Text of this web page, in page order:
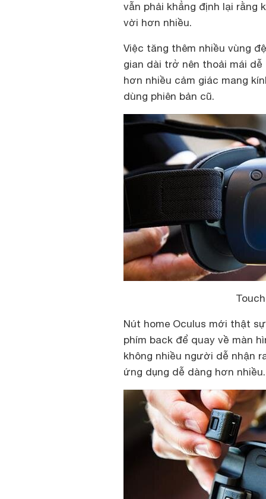
vẫn phải khẳng định lại rằng
vời hơn nhiều.
Việc tăng thêm nhiều vùng
gian dài trở nên thoải mái
hơn nhiều cảm giác mang
dùng phiên bản cũ.
Nút home Oculus mới thật
phím back để quay về màn
không nhiều người dễ nhận
ứng dụng dễ dàng hơn nhiều.